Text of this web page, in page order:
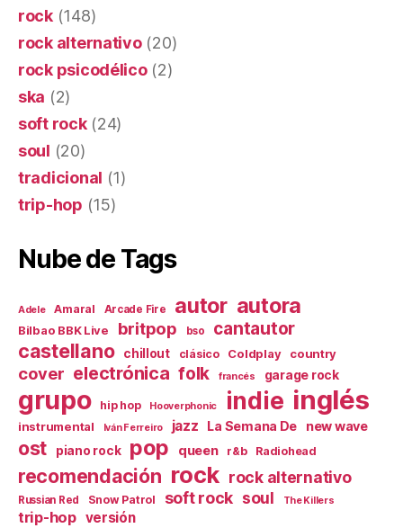
rock(148)
rock alternativo(20)
rock psicodélico(2)
ska (2)
soft rock(24)
soul (20)
tradicional (1)
trip-hop (15)
Nube de Tags
Adele Amaral Arcade Fire autor autora
Bilbao BBK Live britpop bso cantautor
castellano chillout clásico Coldplay country
cover electrónica folk francés garage rock
grupo hip hop Hooverphonic indie inglés
instrumental Iván Ferreiro jazz La Semana De new wave
ost piano rock pop queen r&b Radiohead
recomendación rock rock alternativo
Russian Red Snow Patrol soft rock soul The Killers
trip-hop versión